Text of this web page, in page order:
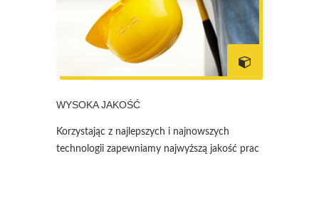
WYSOKA JAKOŚĆ
Korzystając z najlepszych i najnowszych
technologii zapewniamy najwyższą jakość prac